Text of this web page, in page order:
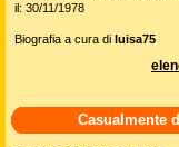
il: 30/11/1978
Biografia a cura di luisa75
Casualmente